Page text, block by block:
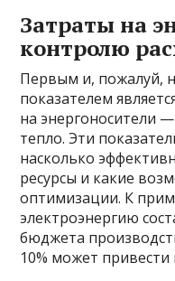
Затраты на
контролю
Первым и, пожалуй,
показателем
на энергоносители
тепло. Эти
насколько
ресурсы и какие
оптимизации. К
электроэнергию
бюджета
10% может